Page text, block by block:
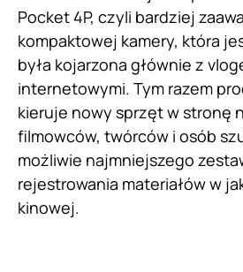
Pocket 4P, czyli bardziej
kompaktowej kamery, która
była kojarzona głównie z
internetowymi. Tym razem
kieruje nowy sprzęt w stronę
filmowców, twórców i osób
możliwie najmniejszego
rejestrowania materiałów w
kinowej.